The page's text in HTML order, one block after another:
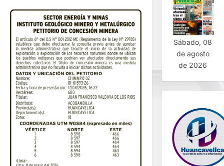
Sábado, 08
de agosto
de 2026